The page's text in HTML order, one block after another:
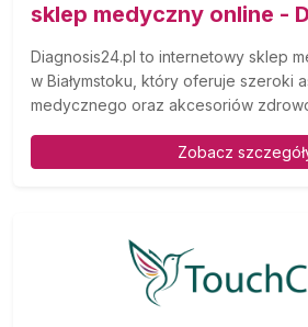
sklep medyczny online -
Diagnosis24.pl to internetowy sklep
w Białymstoku, który oferuje szeroki
medycznego oraz akcesoriów
Zobacz